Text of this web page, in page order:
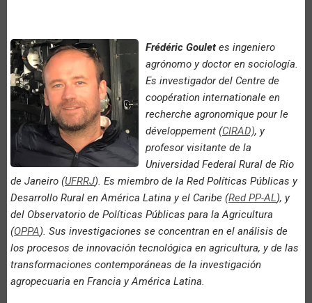
Frédéric Goulet es ingeniero
agrónomo y doctor en sociología.
Es investigador del Centre de
coopération internationale en
recherche agronomique pour le
développement (CIRAD), y
profesor visitante de la
Universidad Federal Rural de Rio
de Janeiro (UFRRJ). Es miembro de la Red Políticas Públicas y
Desarrollo Rural en América Latina y el Caribe (Red PP-AL), y
del Observatorio de Políticas Públicas para la Agricultura
(OPPA). Sus investigaciones se concentran en el análisis de
los procesos de innovación tecnológica en agricultura, y de las
transformaciones contemporáneas de la investigación
agropecuaria en Francia y América Latina.